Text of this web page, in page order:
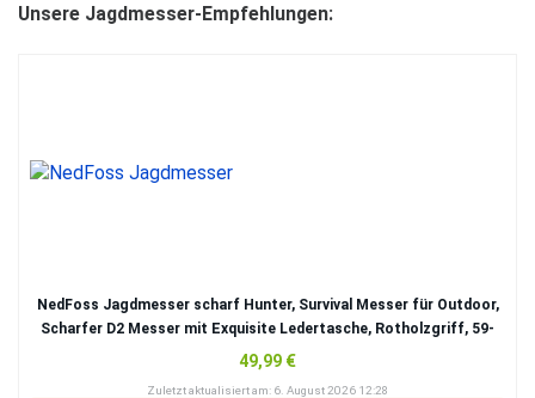
Unsere Jagd­mes­ser-Emp­feh­lun­gen:
Ned­Foss Jagd­mes­ser scharf Hun­ter, Sur­vi­val Mes­ser für Out­door,
Schar­fer D2 Mes­ser mit Exqui­site Leder­ta­sche, Rot­holz­griff, 59-
60HRC, Extra scharf (Schwarz)
49,99 €
Zuletzt aktua­li­siert am: 6. August 2026 12:28